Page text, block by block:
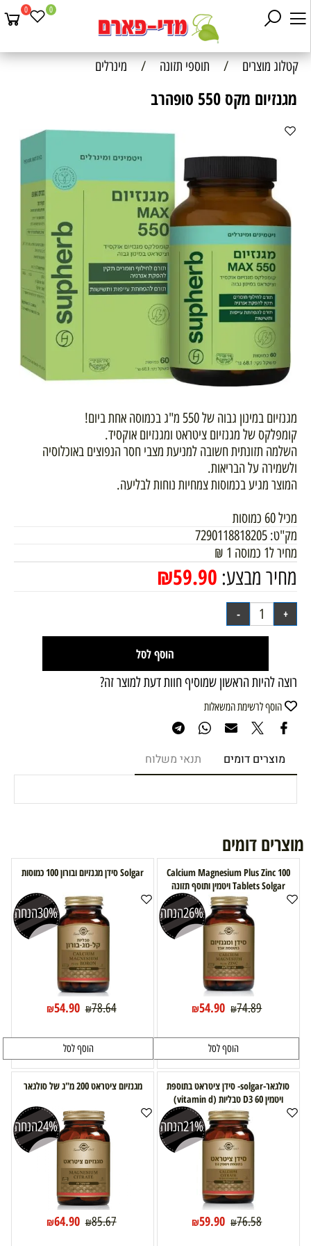
0 0
קטלוג מוצרים / תוספי תזונה / מינרלים
מגנזיום מקס 550 סופהרב
מגנזיום במינון גבוה של 550 מ"ג בכמוסה אחת ביום!
קומפלקס של מגנזיום ציטראט ומגנזיום אוקסיד.
השלמה תזונתית חשובה למניעת מצבי חסר הנפוצים באוכלוסיה
ולשמירה על הבריאות.
המוצר מגיע בכמוסות צמחיות נוחות לבליעה.
מכיל 60 כמוסות
מק"ט: 7290118818205
מחיר ל1 כמוסה
1
₪
מחיר מבצע: ₪59.90
הוסף לסל
רוצה להיות הראשון שמוסיף חוות דעת למוצר זה?
הוסף לרשימת המשאלות
מוצרים דומים תנאי משלוח
מוצרים דומים
Calcium Magnesium Plus Zinc 100
Tablets Solgar ויטמין ותוסף תזונה
26%הנחה
₪74.89
₪54.90
הוסף לסל
Solgar סידן מגנזיום ובורון 100 כמוסות
30%הנחה
₪78.64
₪54.90
הוסף לסל
סולגאר-solgar- סידן ציטראט בתוספת
ויטמין D3 60 טבליות (vitamin d)
21%הנחה
₪76.58
₪59.90
מגנזיום ציטראט 200 מ"ג של סולגאר
24%הנחה
₪85.67
₪64.90